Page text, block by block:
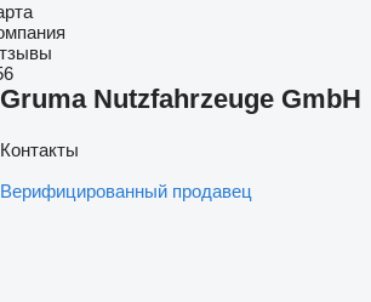
Gruma Nutzfahrzeuge GmbH
Контакты
Верифицированный продавец